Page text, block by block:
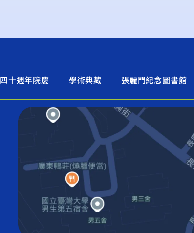
四十週年院慶 學術典藏 張麗門紀念圖書館